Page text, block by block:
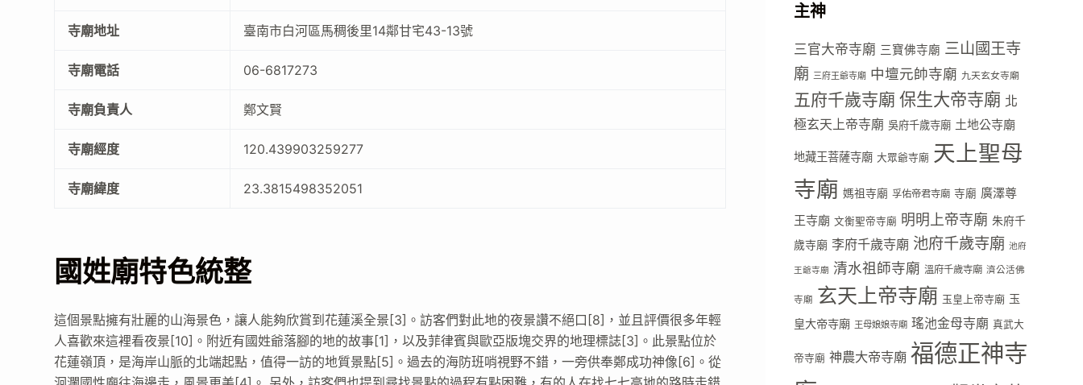
寺廟地址 臺南市白河區馬稠後里14鄰甘宅43-13號
寺廟電話 06-6817273
寺廟負責人 鄭文賢
寺廟經度 120.439903259277
寺廟緯度 23.3815498352051
國姓廟特色統整
這個景點擁有壯麗的山海景色，讓人能夠欣賞到花蓮溪全景[3]。訪客們對此地的夜景讚不絕口[8]，並且評價很多年輕
人喜歡來這裡看夜景[10]。附近有國姓爺落腳的地的故事[1]，以及菲律賓與歐亞版塊交界的地理標誌[3]。此景點位於
花蓮嶺頂，是海岸山脈的北端起點，值得一訪的地質景點[5]。過去的海防班哨視野不錯，一旁供奉鄭成功神像[6]。從
主神
三官大帝寺廟 三寶佛寺廟 三山國王寺
廟 三府王爺寺廟 中壇元帥寺廟 九天玄女寺廟
五府千歲寺廟 保生大帝寺廟 北
極玄天上帝寺廟 吳府千歲寺廟 土地公寺廟
地藏王菩薩寺廟 大眾爺寺廟 天上聖母
寺廟 媽祖寺廟 孚佑帝君寺廟 寺廟 廣澤尊
王寺廟 文衡聖帝寺廟 明明上帝寺廟 朱府千
歲寺廟 李府千歲寺廟 池府千歲寺廟 池府
王爺寺廟 清水祖師寺廟 溫府千歲寺廟 濟公活佛
寺廟 玄天上帝寺廟 玉皇上帝寺廟 玉
皇大帝寺廟 王母娘娘寺廟 瑤池金母寺廟 真武大
帝寺廟 神農大帝寺廟 福德正神寺